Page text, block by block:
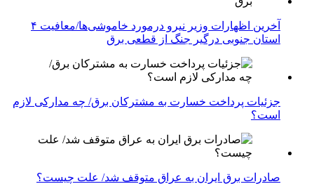
آخرین اظهارات وزیر نیرو درمورد خاموشی‌ها/معافیت ۴
استان جنوبی درگیر جنگ از قطعی برق
جزئیات پرداخت خسارت به مشترکان برق/ چه مدارکی لازم
است؟
صادرات برق ایران به عراق متوقف شد/ علت چیست؟